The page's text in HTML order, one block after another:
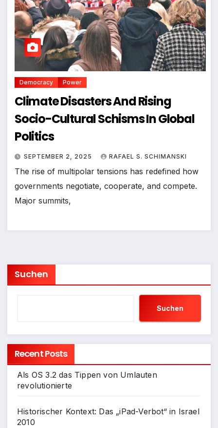
Democracy Power
Climate Disasters And Rising
Socio-Cultural Schisms In Global
Politics
SEPTEMBER 2, 2025 RAFAEL S. SCHIMANSKI
The rise of multipolar tensions has redefined how
governments negotiate, cooperate, and compete.
Major summits,
Suchen
Suchen
Recent Posts
Als OS 3.2 das Tippen von Umlauten
revolutionierte
Historischer Kontext: Das „iPad-Verbot“ in Israel
2010